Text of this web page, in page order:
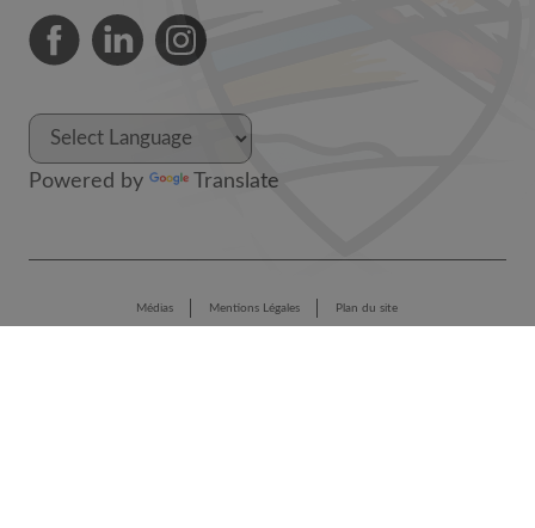
Powered by Translate
Médias Mentions Légales Plan du site